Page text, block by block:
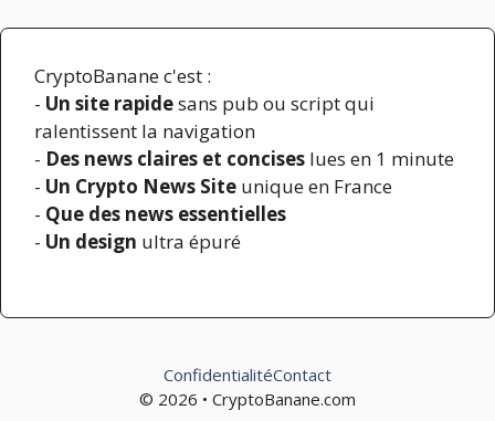
CryptoBanane c'est :
- Un site rapidesans pub ou script qui
ralentissent la navigation
- Des news claires et concises lues en 1 minute
- Un Crypto News Site unique en France
- Que des news essentielles
- Un design ultra épuré
© 2026 • CryptoBanane.com
ConfidentialitéContact